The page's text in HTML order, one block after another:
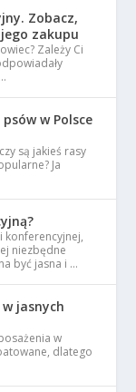
Zobacz,
zakupu
Zależy Ci
w Polsce
są jakieś rasy
Ja
konferencyjnej,
niezbędne
być jasna i …
jasnych
w
dlatego